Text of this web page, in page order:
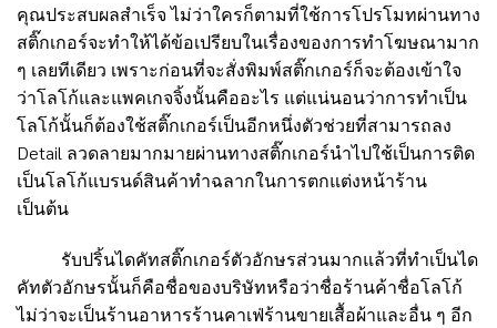
คุณประสบผลสำเร็จ ไม่ว่าใครก็ตามที่ใช้การโปรโมทผ่านทาง
สติ๊กเกอร์จะทำให้ได้ข้อเปรียบในเรื่องของการทำโฆษณามาก
ๆ เลยทีเดียว เพราะก่อนที่จะสั่งพิมพ์สติ๊กเกอร์ก็จะต้องเข้าใจ
ว่าโลโก้และแพคเกจจิ้งนั้นคืออะไร แต่แน่นอนว่าการทำเป็น
โลโก้นั้นก็ต้องใช้สติ๊กเกอร์เป็นอีกหนึ่งตัวช่วยที่สามารถลง
Detail ลวดลายมากมายผ่านทางสติ๊กเกอร์นำไปใช้เป็นการติด
เป็นโลโก้แบรนด์สินค้าทำฉลากในการตกแต่งหน้าร้าน
เป็นต้น
รับปริ้นไดคัทสติ๊กเกอร์ตัวอักษรส่วนมากแล้วที่ทำเป็นได
คัทตัวอักษรนั้นก็คือชื่อของบริษัทหรือว่าชื่อร้านค้าชื่อโลโก้
ไม่ว่าจะเป็นร้านอาหารร้านคาเฟ่ร้านขายเสื้อผ้าและอื่น ๆ อีก